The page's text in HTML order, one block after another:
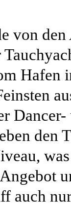
von
Hafen
Dancer-
den
auch